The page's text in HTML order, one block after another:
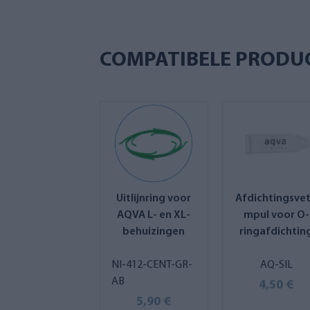
COMPATIBELE
Uitlijnring voor
AQVA L- en XL-
behuizingen
NI-412-CENT-GR-
AB
5,90 €
mpul voor O-
AQ-SIL
4,50 €